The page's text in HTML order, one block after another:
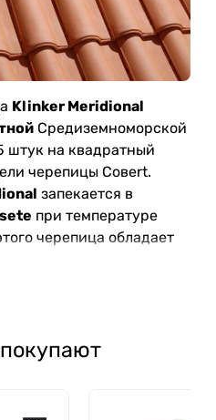
Klinker Meridional
Средиземноморской
штук на квадратный
черепицы Совеrt.
запекается в
при температуре
черепица обладает
морозостойкостью и
с температурой воздуха